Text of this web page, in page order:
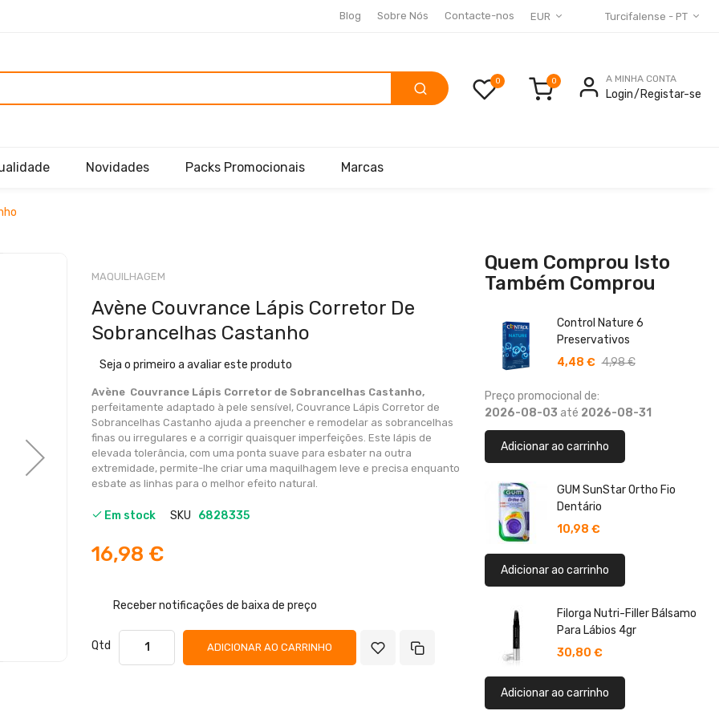
EUR Turcifalense - PT
Blog Sobre Nós Contacte-nos
0 A MINHA CONTA
Login Registar-se
Novidades Packs Promocionais Marcas
MAQUILHAGEM
Avène Couvrance Lápis Corretor De
Sobrancelhas Castanho
Seja o primeiro a avaliar este produto
Avène Couvrance Lápis Corretor de Sobrancelhas Castanho,
perfeitamente adaptado à pele sensível, Couvrance Lápis Corretor de
Sobrancelhas Castanho ajuda a preencher e remodelar as sobrancelhas
finas ou irregulares e a corrigir quaisquer imperfeições. Este lápis de
elevada tolerância, com uma ponta suave para esbater na outra
extremidade, permite-lhe criar uma maquilhagem leve e precisa enquanto
esbate as linhas para o melhor efeito natural.
Em stock SKU 6828335
16,98 €
Receber notificações de baixa de preço
Qtd ADICIONAR AO CARRINHO
início
Quem Comprou Isto
Também Comprou
Control Nature 6
Preservativos
4,48 € 4,98 €
Preço promocional de:
2026-08-03 até 2026-08-31
Adicionar ao carrinho
GUM SunStar Ortho Fio
Dentário
10,98 €
Adicionar ao carrinho
Filorga Nutri-Filler Bálsamo
Para Lábios 4gr
30,80 €
Adicionar ao carrinho